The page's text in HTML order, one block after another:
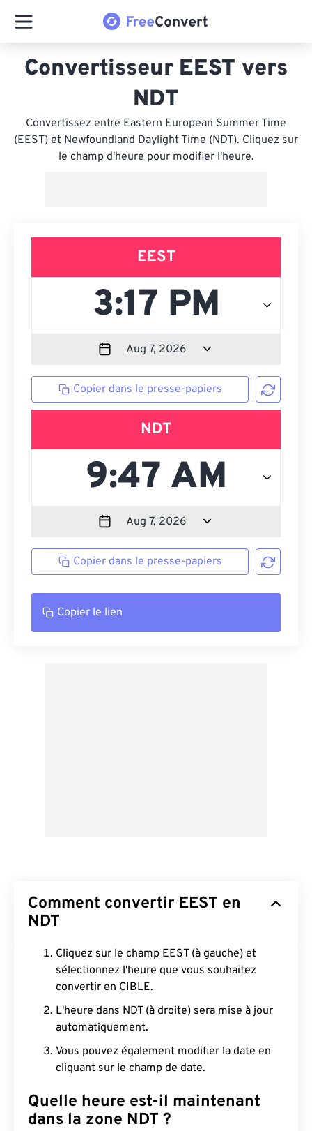
Convertisseur EEST vers
NDT
Convertissez entre Eastern European Summer Time
(EEST) et Newfoundland Daylight Time (NDT). Cliquez sur
le champ d'heure pour modifier l'heure.
EEST
Copier dans le presse-papiers
NDT
Copier dans le presse-papiers
Copier le lien
Comment convertir EEST en
NDT
Cliquez sur le champ EEST (à gauche) et
sélectionnez l'heure que vous souhaitez
convertir en CIBLE.
L'heure dans NDT (à droite) sera mise à jour
automatiquement.
Vous pouvez également modifier la date en
cliquant sur le champ de date.
Quelle heure est-il maintenant
dans la zone NDT ?